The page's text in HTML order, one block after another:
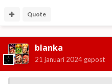
Quote
blanka
21 januari 2024 gepost